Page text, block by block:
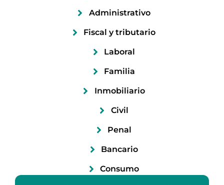
Administrativo
Fiscal y tributario
Laboral
Familia
Inmobiliario
Civil
Penal
Bancario
Consumo